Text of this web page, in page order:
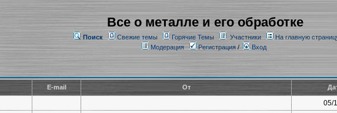
Все о металле и его обработке
Поиск Свежие темы Горячие Темы Участники
На главную
Модерация
Регистрация/ Вход
E-mail От
05/